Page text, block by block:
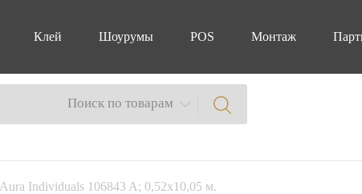
Клей Шоурумы POS Монтаж
Поиск по товарам
Aura Individuals 106843 A; 0,52х10,05 м.